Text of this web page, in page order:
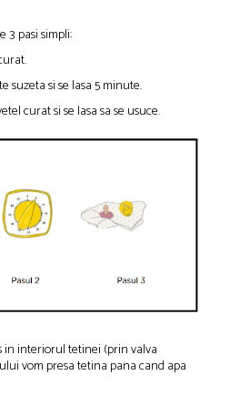
3 pasi simpli:
suzeta si se lasa 5 minute.
curat si se lasa sa se usuce.
in interiorul tetinei (prin valva
vom presa tetina pana cand apa